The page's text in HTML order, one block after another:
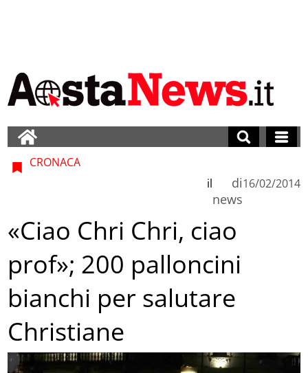
CRONACA
di
news
il 16/02/2014
«Ciao Chri Chri, ciao
prof»; 200 palloncini
bianchi per salutare
Christiane